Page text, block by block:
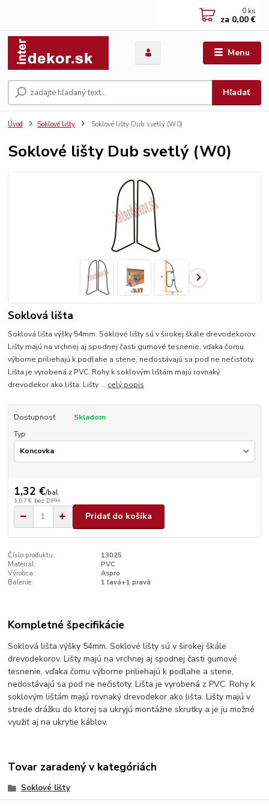
Menu
Hľadať
0 ks
za 0,00 €
Úvod Soklové lišty Soklové lišty Dub svetlý (W0)
Soklové lišty Dub svetlý (W0)
Soklová lišta
Soklová lišta výšky 54mm. Soklové lišty sú v širokej škále drevodekorov.
Lišty majú na vrchnej aj spodnej časti gumové tesnenie, vďaka čomu
výborne priliehajú k podlahe a stene, nedostávajú sa pod ne nečistoty.
Lišta je vyrobená z PVC. Rohy k soklovým lištám majú rovnaký
drevodekor ako lišta. Lišty ... celý popis
Dostupnosť
Skladom
Typ
1,32 €/bal
1,07 € bez DPH
Pridať do košíka
Číslo produktu:
13025
Materiál:
PVC
Výrobca:
Aspro
Balenie:
1 ľavá+1 pravá
Kompletné špecifikácie
Soklová lišta výšky 54mm. Soklové lišty sú v širokej škále
drevodekorov. Lišty majú na vrchnej aj spodnej časti gumové
tesnenie, vďaka čomu výborne priliehajú k podlahe a stene,
nedostávajú sa pod ne nečistoty. Lišta je vyrobená z PVC. Rohy k
soklovým lištám majú rovnaký drevodekor ako lišta. Lišty majú v
strede drážku do ktorej sa ukryjú montážne skrutky a je ju možné
využiť aj na ukrytie káblov.
Tovar zaradený v kategóriách
Soklové lišty